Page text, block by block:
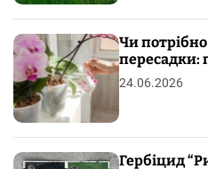
Чи
пересадки:
24.06.2026
Гербіцид